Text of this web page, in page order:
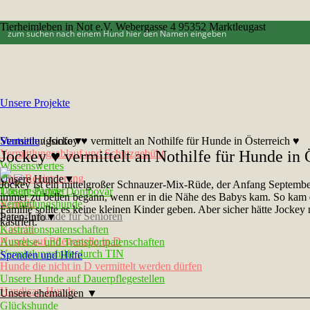
Tierheimleben in Not e.V. Webergasse 4 95352 Marktleugast
Unsere Projekte
Vermittlungsinfo▼
Vermittlungsablauf und Schutzgebühr
Wissenswertes
Chip-Registrierung
Unsere Partner
Kontakt
Unsere Hunde▼
Tötungshunde Dombovár
Vermittlungshunde
Seniorenhunde für Senioren
Notfelle
Hunde auf Pflegestelle in D
Vermittlungshilfe durch TIN
Hunde die nicht in D vermittelt werden dürfen
Unsere Hunde auf Dauerpflegestellen
Handicap-Hunde
Paten-Info▼
Kastrationspatenschaften
Ausreise- und Transportpatenschaften
Spenden und Hilfe
Unsere ehemaligen ▼
Glückshunde
Startseite /Jockey ♥ vermittelt an Nothilfe für Hunde in Österreich ♥
Jockey ♥ vermittelt an Nothilfe für Hunde in
Jockey ist ein mittelgroßer Schnauzer-Mix-Rüde, der Anfang
immer zu bellen begann, wenn er in die Nähe des Babys kam. So
Familie sollte es keine kleinen Kinder geben. Aber sicher hätte
kastriert.